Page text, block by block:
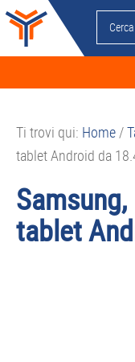
Passa
alla
navigazione
Passa
contenuto
Passa
alla
barra
Passa
piè
Cerca
in
sito
Ti trovi qui: Home/
tablet Android da
tablet